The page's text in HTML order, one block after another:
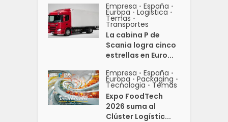
Empresa • España •
Europa • Logistica •
Temas •
Transportes
La cabina P de
Scania logra cinco
estrellas en Euro...
Empresa • España •
Europa • Packaging •
Tecnologia • Temas
Expo FoodTech
2026 suma al
Clúster Logístic...